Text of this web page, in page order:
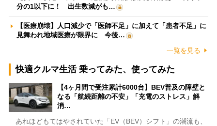
分の1以下に！ 出生数減がも…
【医療崩壊】人口減少で「医師不足」に加えて「患者不足」に
見舞われ地域医療が限界に 今後…
一覧を見る
快適クルマ生活 乗ってみた、使ってみた
【4ヶ月間で受注累計6000台】BEV普及の障壁と
なる「航続距離の不安」「充電のストレス」解
消…
あれほどもてはやされていた「EV（BEV）シフト」の潮流も、